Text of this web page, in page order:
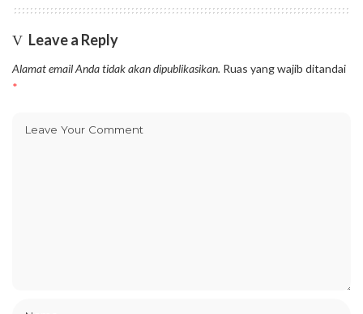
Leave a Reply
Alamat email Anda tidak akan dipublikasikan. Ruas yang wajib ditandai
*